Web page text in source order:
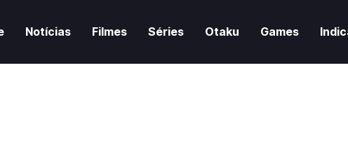
Notícias Filmes Séries Otaku Games